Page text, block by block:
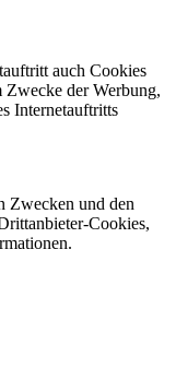
auch Cookies
Zwecke der Werbung,
Internetauftritts
Zwecken und den
Cookies,